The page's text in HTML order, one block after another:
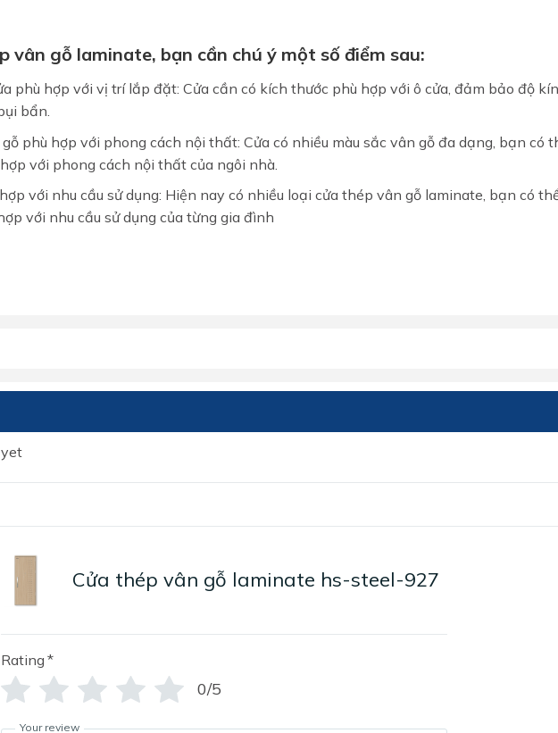
MIỄN PHÍ THIẾT KẾ 3D, ĐO
ĐĂNG KÝ NGAY
vân gỗ laminate, bạn cần chú ý một số điểm sau:
phù hợp với vị trí lắp đặt: Cửa cần có kích thước phù hợp với ô cửa, đảm bảo độ kín
bẩn.
phù hợp với phong cách nội thất: Cửa có nhiều màu sắc vân gỗ đa dạng, bạn có
với phong cách nội thất của ngôi nhà.
với nhu cầu sử dụng: Hiện nay có nhiều loại cửa thép vân gỗ laminate, bạn có
với nhu cầu sử dụng của từng gia đình
Cửa thép vân gỗ laminate hs-steel-927
Rating *
0/5
Your review